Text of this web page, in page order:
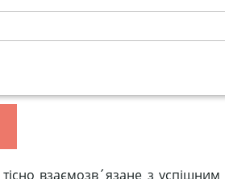
взаємозв´язане з